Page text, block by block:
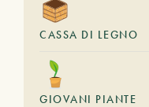
CASSA DI LEGNO
GIOVANI PIANTE